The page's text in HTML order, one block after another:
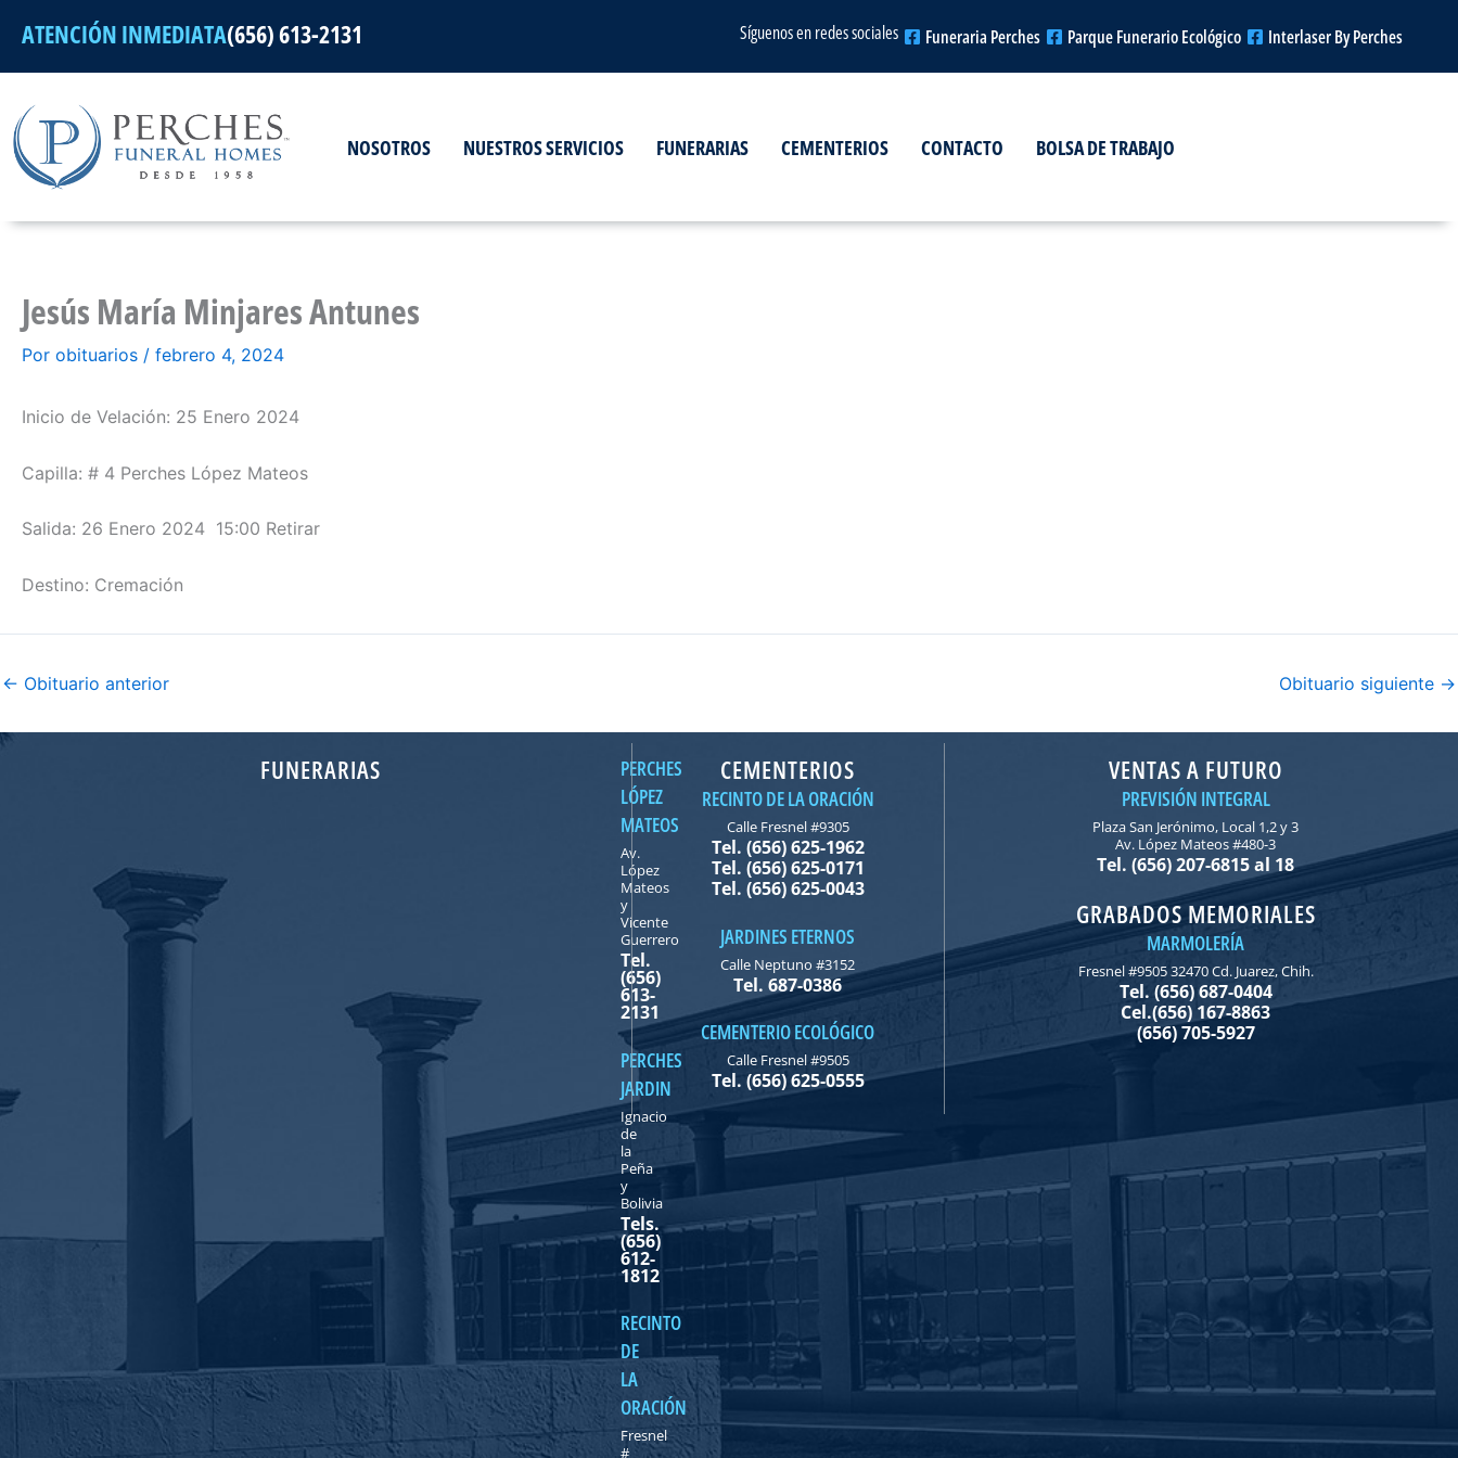
contenido
ATENCIÓN INMEDIATA(656) 613-2131 Síguenos en redes sociales Funeraria Perches Parque Funerario Ecológico Interlaser By Perches
NOSOTROS NUESTROS SERVICIOS FUNERARIAS CEMENTERIOS CONTACTO BOLSA DE TRABAJO
Jesús María Minjares Antunes
Por obituarios / febrero 4, 2024
Inicio de Velación: 25 Enero 2024
Capilla: # 4 Perches López Mateos
Salida: 26 Enero 2024 15:00 Retirar
Destino: Cremación
← Obituario anterior Obituario siguiente →
FUNERARIAS
PERCHES
LÓPEZ
MATEOS
Av.
López
Mateos
y
Vicente
Guerrero
Tel.
(656)
613-
2131
PERCHES
JARDIN
Ignacio
de
la
Peña
y
Bolivia
Tels.
(656)
612-
1812
RECINTO
DE
LA
ORACIÓN
Fresnel
#
CEMENTERIOS
RECINTO DE LA ORACIÓN
Calle Fresnel #9305
Tel. (656) 625-1962
Tel. (656) 625-0171
Tel. (656) 625-0043
JARDINES ETERNOS
Calle Neptuno #3152
Tel. 687-0386
CEMENTERIO ECOLÓGICO
Calle Fresnel #9505
Tel. (656) 625-0555
VENTAS A FUTURO
PREVISIÓN INTEGRAL
Plaza San Jerónimo, Local 1,2 y 3
Av. López Mateos #480-3
Tel. (656) 207-6815 al 18
GRABADOS MEMORIALES
MARMOLERÍA
Fresnel #9505 32470 Cd. Juarez, Chih.
Tel. (656) 687-0404
Cel.(656) 167-8863
(656) 705-5927